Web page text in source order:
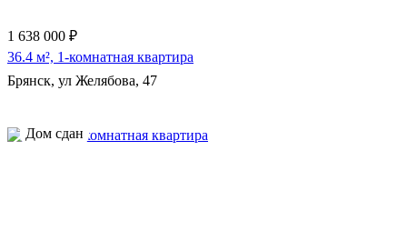
1 638 000 ₽
36.4 м², 1-комнатная квартира
Брянск, ул Желябова, 47
Дом сдан